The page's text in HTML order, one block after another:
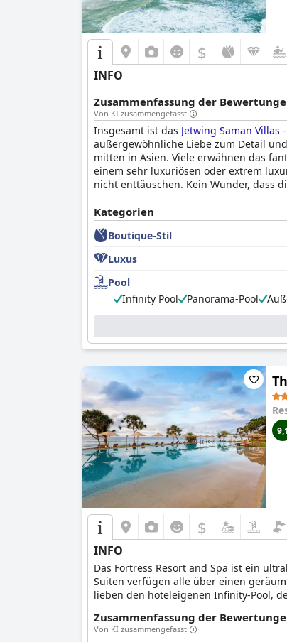
$
INFO
Zusammenfassung der
Von KI zusammengefasst
Insgesamt ist das Jetwing Saman Villas
außergewöhnliche Liebe zum Detail
mitten in Asien. Viele erwähnen das
einem sehr luxuriösen oder extrem
nicht enttäuschen. Kein Wunder, dass
Kategorien
Boutique-Stil
Luxus
Pool
Infinity Pool
Panorama-Pool
9,1
$
INFO
Das Fortress Resort and Spa ist ein
Suiten verfügen alle über einen
lieben den hoteleigenen Infinity-Pool,
Gelände stehen kostenlose Poolspiele
planen und zu buchen. Nach einem
Zusammenfassung der
Von KI zusammengefasst